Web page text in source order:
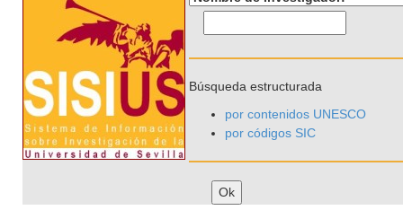
Búsqueda estructurada
por contenidos UNESCO
por códigos SIC